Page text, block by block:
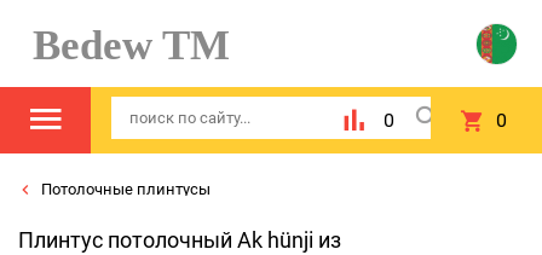
Bedew TM
0 0
Потолочные плинтусы
Плинтус потолочный Ak hünji из